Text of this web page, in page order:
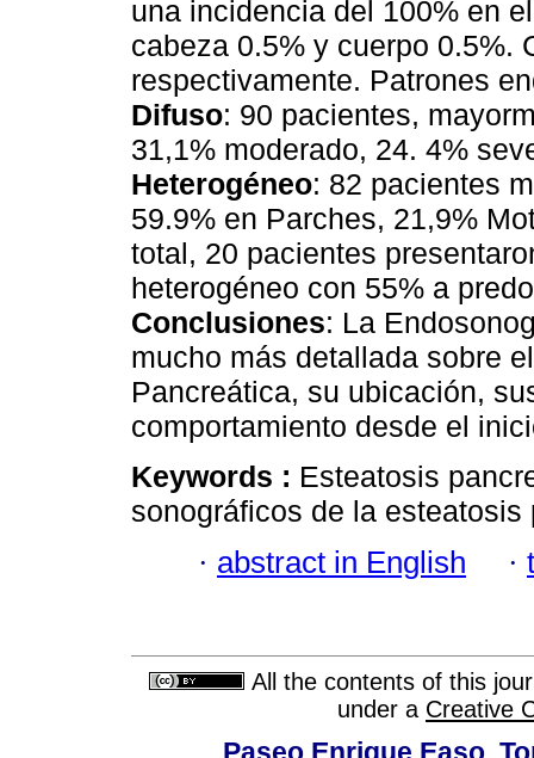
una incidencia del 100% en
cabeza 0.5% y cuerpo 0.5%.
respectivamente. Patrones
Difuso: 90 pacientes,
31,1% moderado, 24. 4%
Heterogéneo: 82 pacientes
59.9% en Parches, 21,9%
total, 20 pacientes
heterogéneo con 55% a
Conclusiones: La
mucho más detallada sobre
Pancreática, su ubicación,
comportamiento desde el
Keywords : Esteatosis
sonográficos de la esteatosis
· abstract in English ·
All the contents of this
under a Creative